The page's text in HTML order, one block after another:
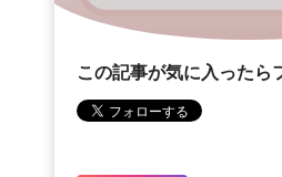
この記事が気に入ったら